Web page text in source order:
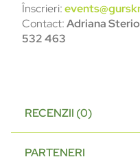
Înscrieri:
Contact:Adriana
532 463
RECENZII (0)
PARTENERI